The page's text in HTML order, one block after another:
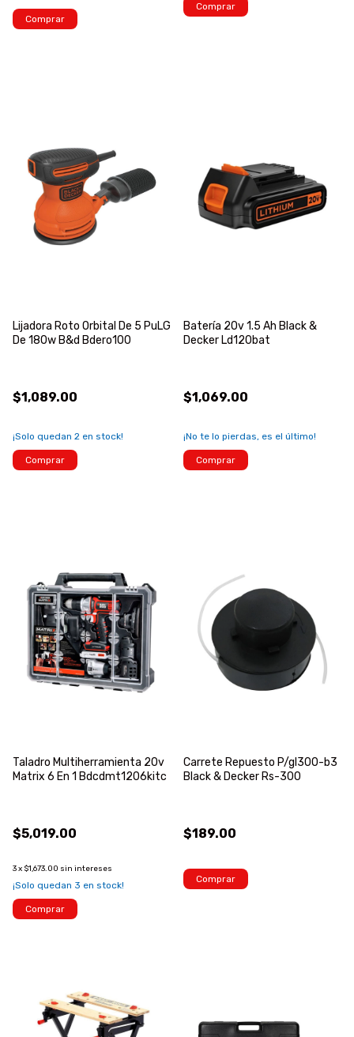
Comprar
Comprar
Lijadora Roto Orbital De 5 PuLG
De 180w B&d Bdero100
$1,089.00
¡Solo quedan 2 en stock!
Comprar
Batería 20v 1.5 Ah Black &
Decker Ld120bat
$1,069.00
¡No te lo pierdas, es el último!
Comprar
Taladro Multiherramienta 20v
Matrix 6 En 1 Bdcdmt1206kitc
$5,019.00
3x $1,673.00 sin intereses
¡Solo quedan 3 en stock!
Comprar
Carrete Repuesto P/gl300-b3
Black & Decker Rs-300
$189.00
Comprar